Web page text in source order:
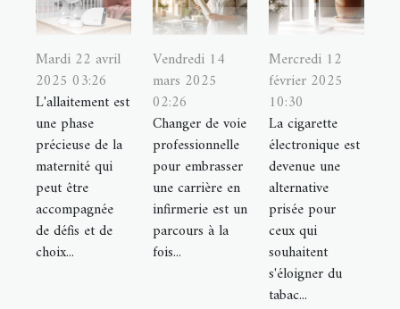
Mardi 22 avril
2025 03:26
L'allaitement est
une phase
précieuse de la
maternité qui
peut être
accompagnée
de défis et de
choix...
Vendredi 14
mars 2025
02:26
Changer de voie
professionnelle
pour embrasser
une carrière en
infirmerie est un
parcours à la
fois...
Mercredi 12
février 2025
10:30
La cigarette
électronique est
devenue une
alternative
prisée pour
ceux qui
souhaitent
s'éloigner du
tabac...